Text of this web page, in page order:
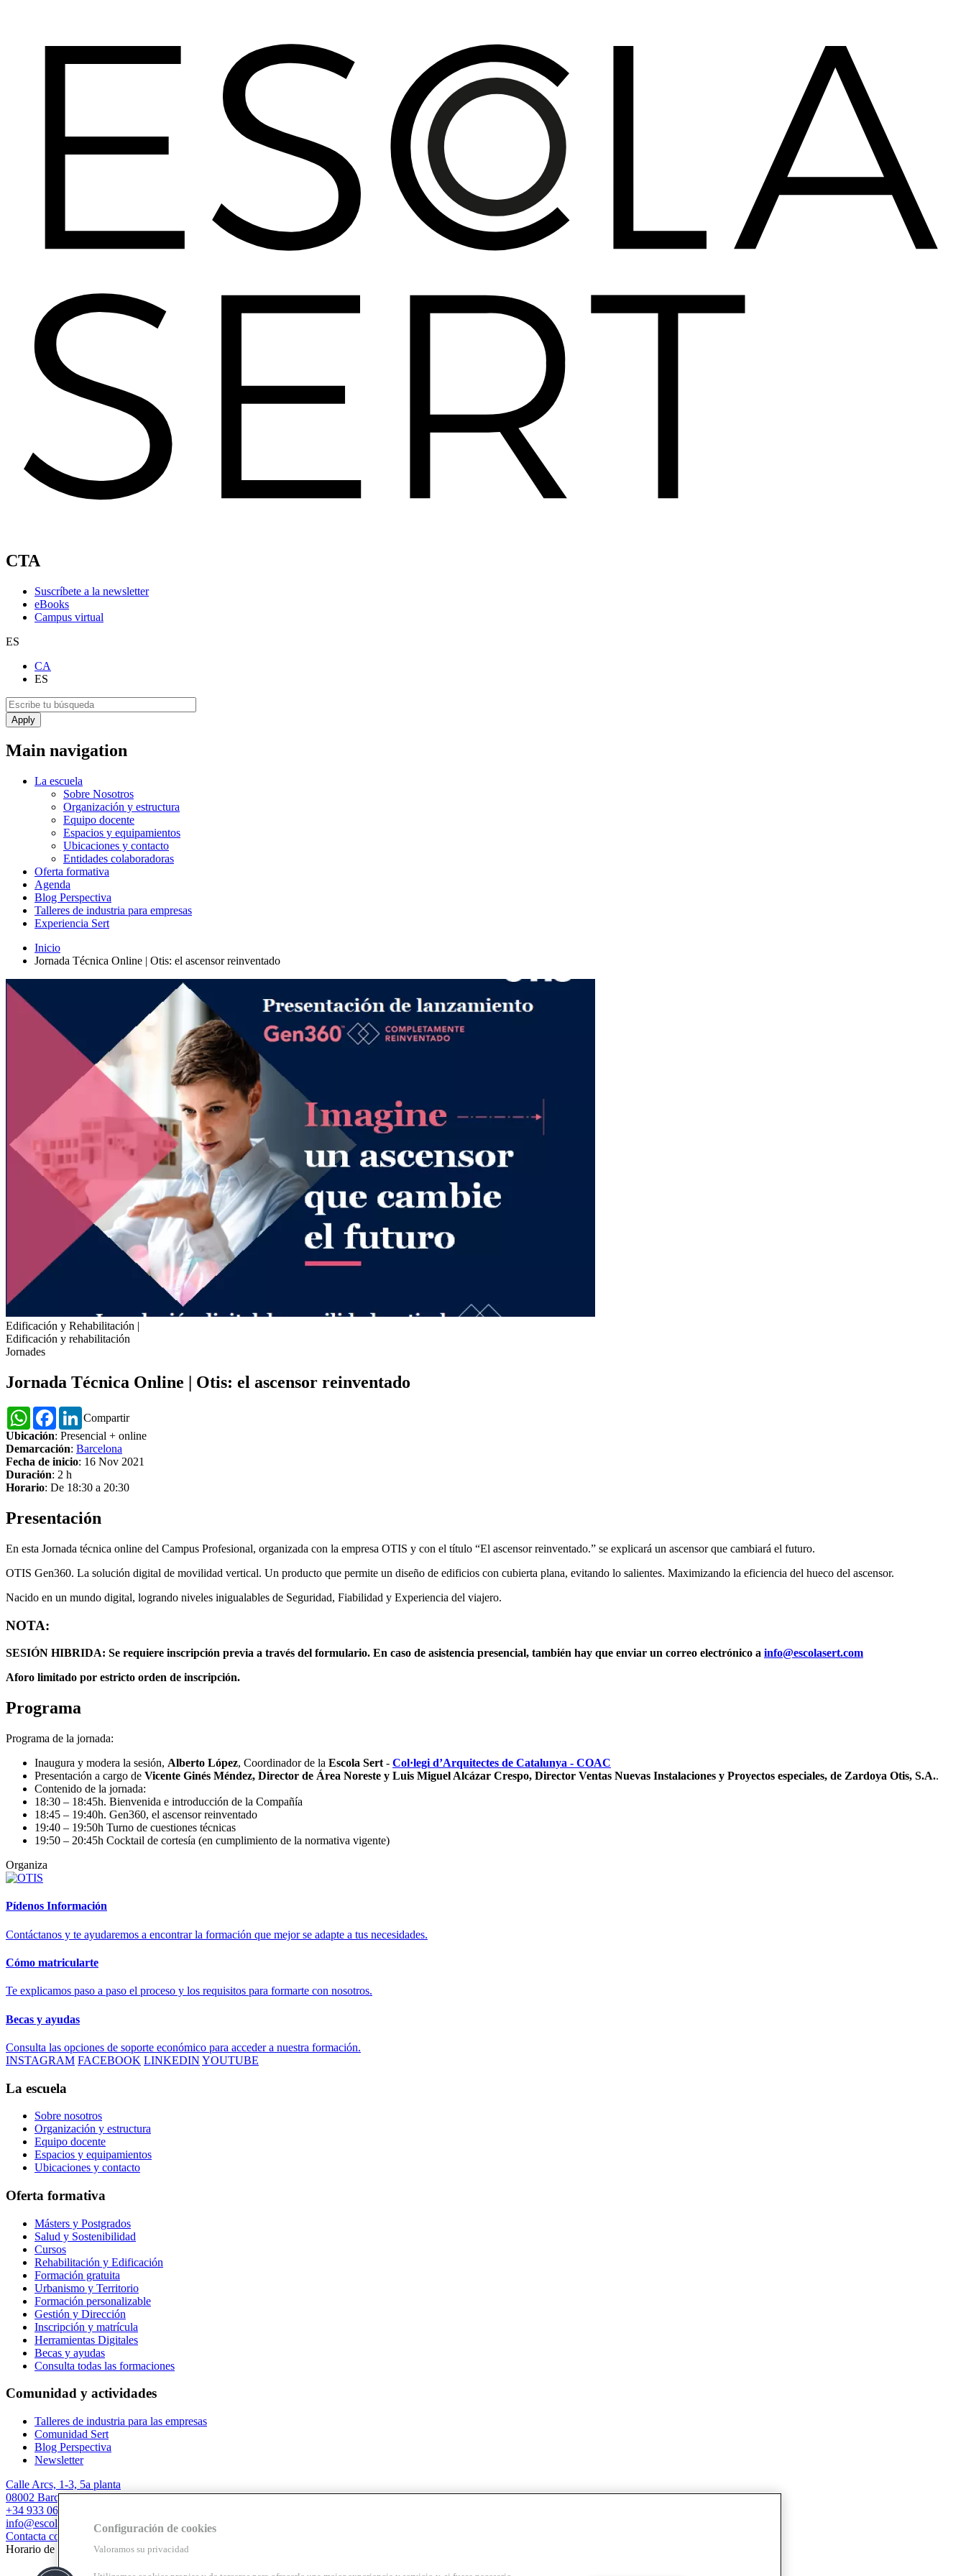
CTA
Suscríbete a la newsletter
eBooks
Campus virtual
ES
CA
ES
Main navigation
La escuela
Sobre Nosotros
Organización y estructura
Equipo docente
Espacios y equipamientos
Ubicaciones y contacto
Entidades colaboradoras
Oferta formativa
Agenda
Blog Perspectiva
Talleres de industria para empresas
Experiencia Sert
Inicio
Jornada Técnica Online | Otis: el ascensor reinventado
Edificación y Rehabilitación |
Edificación y rehabilitación
Jornades
Jornada Técnica Online | Otis: el ascensor reinventado
Compartir
WhatsAppFacebookLinkedIn
Ubicación: Presencial + online
Demarcación: Barcelona
Fecha de inicio: 16 Nov 2021
Duración: 2 h
Horario: De 18:30 a 20:30
Presentación
En esta Jornada técnica online del Campus Profesional, organizada con la empresa OTIS y con el título “El ascensor reinventado.” se explicará un ascensor que cambiará el futuro.
OTIS Gen360. La solución digital de movilidad vertical. Un producto que permite un diseño de edificios con cubierta plana, evitando lo salientes. Maximizando la eficiencia del hueco del ascensor.
Nacido en un mundo digital, logrando niveles inigualables de Seguridad, Fiabilidad y Experiencia del viajero.
NOTA:
SESIÓN HIBRIDA: Se requiere inscripción previa a través del formulario. En caso de asistencia presencial, también hay que enviar un correo electrónico a info@escolasert.com
Aforo limitado por estricto orden de inscripción.
Programa
Programa de la jornada:
Inaugura y modera la sesión, Alberto López, Coordinador de la Escola Sert - Col·legi d’Arquitectes de Catalunya - COAC
Presentación a cargo de Vicente Ginés Méndez, Director de Área Noreste y Luis Miguel Alcázar Crespo, Director Ventas Nuevas Instalaciones y Proyectos especiales, de Zardoya Otis, S.A..
Contenido de la jornada:
18:30 – 18:45h. Bienvenida e introducción de la Compañía
18:45 – 19:40h. Gen360, el ascensor reinventado
19:40 – 19:50h Turno de cuestiones técnicas
19:50 – 20:45h Cocktail de cortesía (en cumplimiento de la normativa vigente)
Organiza
Pídenos Información
Contáctanos y te ayudaremos a encontrar la formación que mejor se adapte a tus necesidades.
Cómo matricularte
Te explicamos paso a paso el proceso y los requisitos para formarte con nosotros.
Becas y ayudas
Consulta las opciones de soporte económico para acceder a nuestra formación.
INSTAGRAM FACEBOOK LINKEDIN YOUTUBE
La escuela
Sobre nosotros
Organización y estructura
Equipo docente
Espacios y equipamientos
Ubicaciones y contacto
Oferta formativa
Másters y Postgrados
Salud y Sostenibilidad
Cursos
Rehabilitación y Edificación
Formación gratuita
Urbanismo y Territorio
Formación personalizable
Gestión y Dirección
Inscripción y matrícula
Herramientas Digitales
Becas y ayudas
Consulta todas las formaciones
Comunidad y actividades
Talleres de industria para las empresas
Comunidad Sert
Blog Perspectiva
Newsletter
Calle Arcs, 1-3, 5a planta
08002 Barcelona
+34 933 067 844
info@escolasert.com
Contacta con nosotros
Horario de invierno: LL a J de 8.30 a 16.30 h / V de 8.30 a 14 h.
Configuración de cookies
Valoramos su privacidad